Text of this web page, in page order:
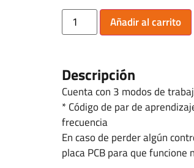
Añadir al carrito
Descripción
Cuenta con 3 modos de
* Código de par de
frecuencia
En caso de perder algún
placa PCB para que funcione